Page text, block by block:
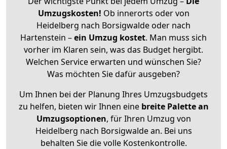
Umzugskosten! Ob innerorts oder von
Heidelberg nach Borsigwalde oder nach
Hartenstein –ein Umzug kostet. Man muss sich
vorher im Klaren sein, was das Budget hergibt.
Welchen Service erwarten und wünschen Sie?
Was möchten Sie dafür ausgeben?
Um Ihnen bei der Planung Ihres Umzugsbudgets
zu helfen, bieten wir Ihnen eine breite Palette an
Umzugsoptionen, für Ihren Umzug von
Heidelberg nach Borsigwalde an. Bei uns
behalten Sie die volle Kostenkontrolle.